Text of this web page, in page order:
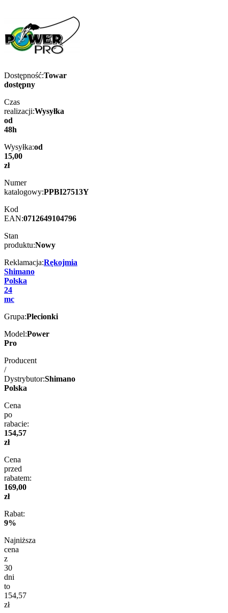
Dostępność:Towar
dostępny
Czas
realizacji:Wysyłka
od
48h
Wysyłka:od
15,00
zł
Numer
katalogowy:PPBI27513Y
Kod
EAN:0712649104796
Stan
produktu:Nowy
Reklamacja:Rękojmia
Shimano
Polska
24
mc
Grupa:Plecionki
Model:Power
Pro
Producent
/
Dystrybutor:Shimano
Polska
Cena
po
rabacie:
154,57
zł
Cena
przed
rabatem:
169,00
zł
Rabat:
9%
Najniższa
cena
z
30
dni
to
154,57
zł